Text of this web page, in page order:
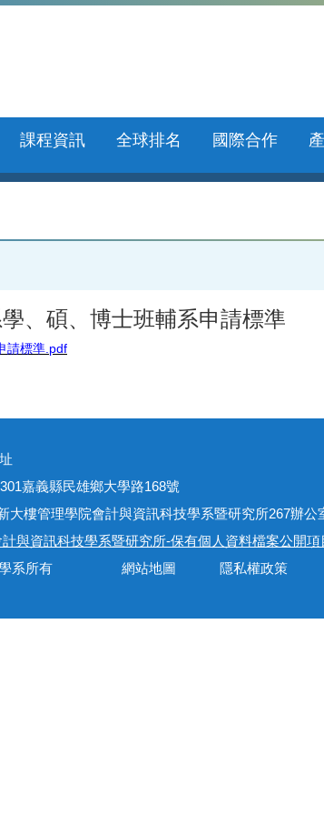
課程資訊 全球排名 國際合作
、碩、博士班輔系申請標準
請標準.pdf
義縣民雄鄉大學路168號
會計與資訊科技學系暨研究所267辦公
計與資訊科技學系暨研究所-保有個人資料檔案公開項
資訊科技學系所有 網站地圖 隱私權